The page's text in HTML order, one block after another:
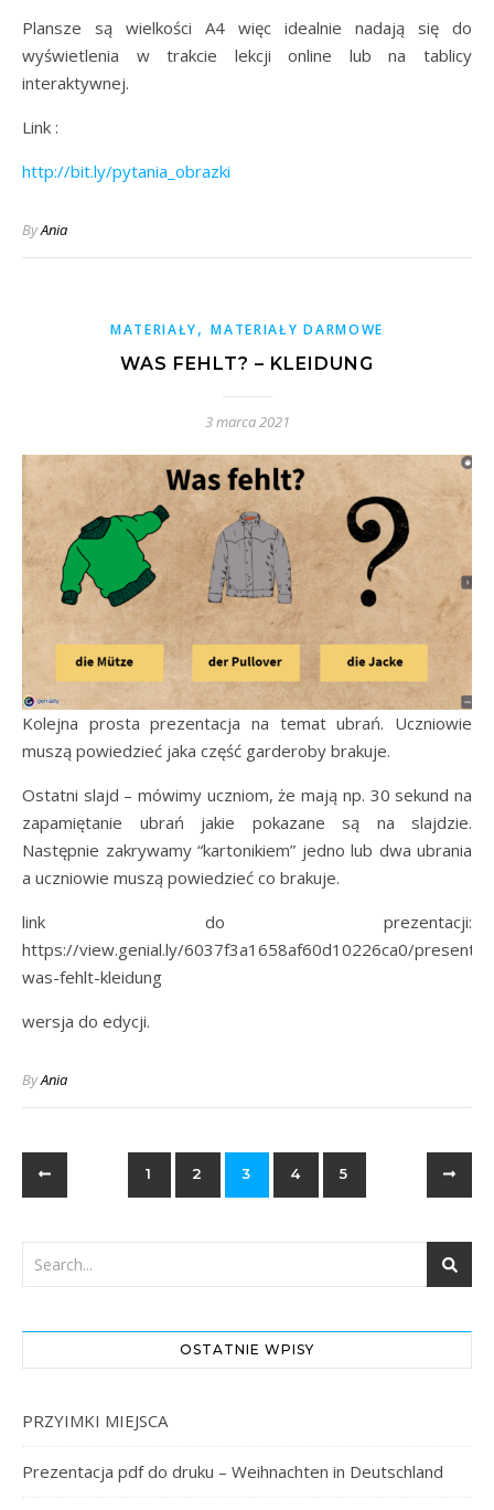
Plansze są wielkości A4 więc idealnie nadają się do
wyświetlenia w trakcie lekcji online lub na tablicy
interaktywnej.
Link :
http://bit.ly/pytania_obrazki
ByAnia
MATERIAŁY,MATERIAŁY DARMOWE
WAS FEHLT? – KLEIDUNG
3 marca 2021
Kolejna prosta prezentacja na temat ubrań. Uczniowie
muszą powiedzieć jaka część garderoby brakuje.
Ostatni slajd – mówimy uczniom, że mają np. 30 sekund na
zapamiętanie ubrań jakie pokazane są na slajdzie.
Następnie zakrywamy “kartonikiem” jedno lub dwa ubrania
a uczniowie muszą powiedzieć co brakuje.
link do prezentacji:
https://view.genial.ly/6037f3a1658af60d10226ca0/
was-fehlt-kleidung
wersja do edycji.
ByAnia
1 2 3 4 5
OSTATNIE WPISY
PRZYIMKI MIEJSCA
Prezentacja pdf do druku – Weihnachten in Deutschland